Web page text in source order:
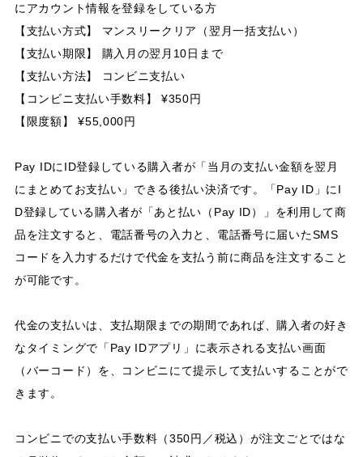
にアカウント情報を登録をしている方
【支払い方式】 マンスリークリア（翌月一括支払い）
【支払い期限】 購入月の翌月10日まで
【支払い方法】 コンビニ支払い
【コンビニ支払い手数料】 ¥350円
【限度額】 ¥55,000円
Pay IDにID登録している購入者が「当月の支払い金額を翌月
にまとめてお支払い」できる後払い決済です。「Pay ID」にI
D登録している購入者が「あと払い（Pay ID）」を利用して商
品を注文すると、電話番号の入力と、電話番号に届いたSMS
コードを入力するだけで代金を支払う前に商品を注文すること
が可能です。
代金の支払いは、支払期限までの期間であれば、購入者の好き
なタイミングで「Pay IDアプリ」に表示される支払い画面
（バーコード）を、コンビニにて提示して支払いすることがで
きます。
コンビニでの支払い手数料（350円／税込）が注文ごとではな